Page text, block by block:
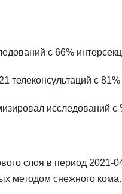
с 66%
телеконсультаций с
исследований с
слоя в период
методом снежного кома.